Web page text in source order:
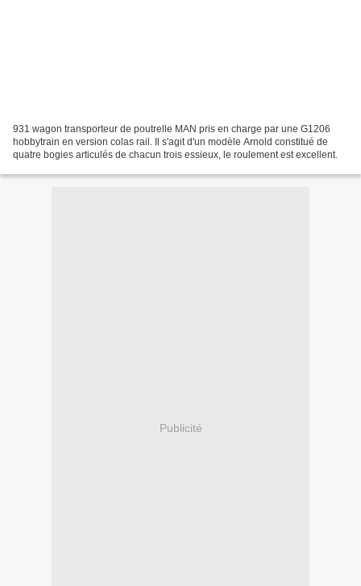
931 wagon transporteur de poutrelle MAN pris en charge par une G1206
hobbytrain en version colas rail. Il s'agit d'un modèle Arnold constitué de
quatre bogies articulés de chacun trois essieux, le roulement est excellent.
Publicité